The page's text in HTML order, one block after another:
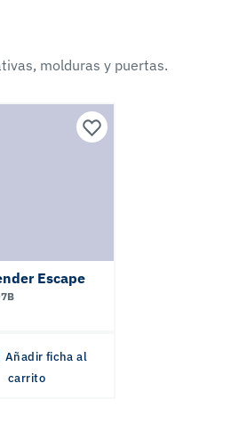
molduras y puertas.
Escape
Añadir ficha al
carrito